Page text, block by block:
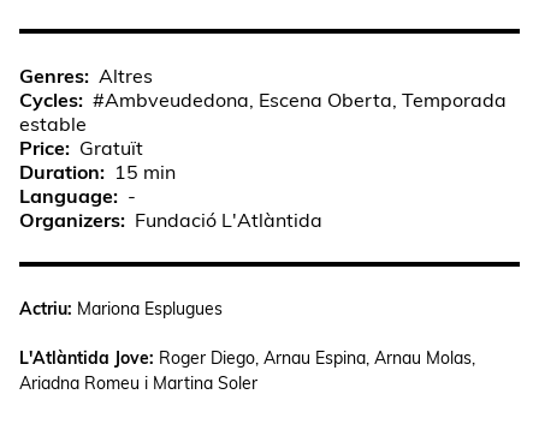
Genres
Altres
Cycles #Ambveudedona, Escena Oberta, Temporada
estable
Price
Gratuït
Duration
15 min
Language
-
Organizers
Fundació L'Atlàntida
Actriu: Mariona Esplugues
L'Atlàntida Jove: Roger Diego, Arnau Espina, Arnau Molas,
Ariadna Romeu i Martina Soler